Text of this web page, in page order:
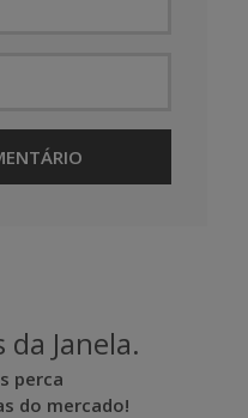
da Janela.
perca
do mercado!